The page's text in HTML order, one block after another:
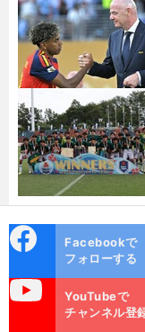
ok
Facebookで
フォローする
YouTubeで
チャンネル登